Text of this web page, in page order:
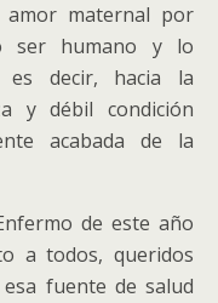
amor maternal por
ser humano y lo
es decir, hacia la
y débil condición
acabada de la
de este año
a todos, queridos
fuente de salud